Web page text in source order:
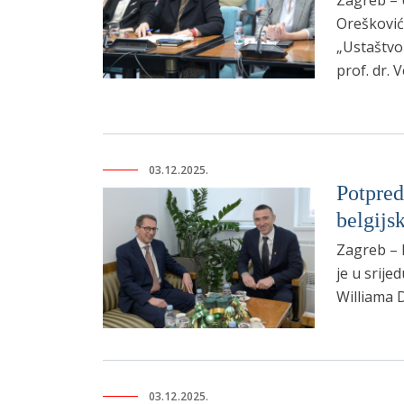
prof. dr.
03.12.2025.
Zagreb –
je u
Williama
03.12.2025.